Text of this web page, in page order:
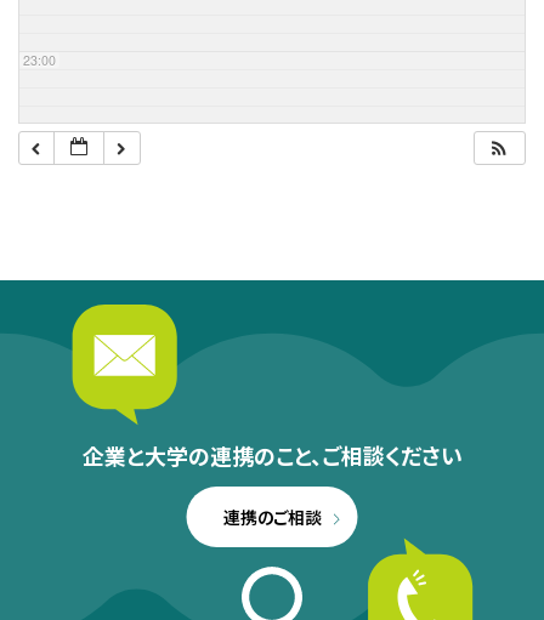
23:00
企業と大学の連携のこと、ご相談ください
連携のご相談